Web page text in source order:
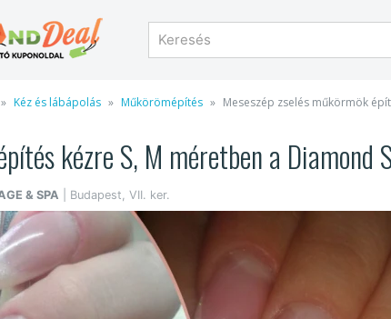
Kéz és lábápolás Műkörömépítés Meseszép zselés műkörmök
kézre S, M méretben a Diamond
& SPA | Budapest, VII. ker.